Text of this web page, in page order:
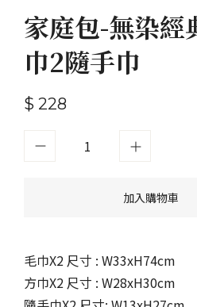
家庭包-無染經
巾2隨手巾
$ 228
加入購物車
毛巾X2 尺寸 : W33xH74cm
方巾X2 尺寸 : W28xH30cm